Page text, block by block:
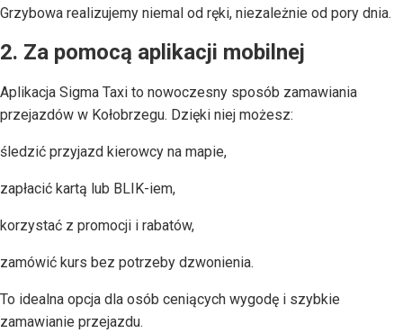
Grzybowa realizujemy niemal od ręki, niezależnie od pory dnia.
2. Za pomocą aplikacji mobilnej
Aplikacja Sigma Taxi to nowoczesny sposób zamawiania
przejazdów w Kołobrzegu. Dzięki niej możesz:
śledzić przyjazd kierowcy na mapie,
zapłacić kartą lub BLIK-iem,
korzystać z promocji i rabatów,
zamówić kurs bez potrzeby dzwonienia.
To idealna opcja dla osób ceniących wygodę i szybkie
zamawianie przejazdu.